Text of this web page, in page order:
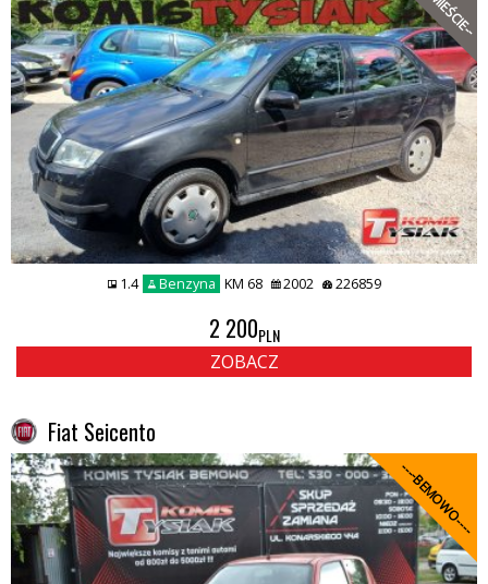
1.4 Benzyna KM 68 2002 226859
2 200PLN
ZOBACZ
Fiat Seicento
----BEMOWO----